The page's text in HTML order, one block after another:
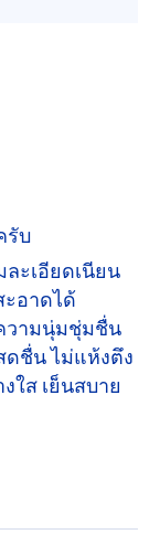
รับ
ะเอียดเนียน
อาดได้
วามนุ่มชุ่มชื่น
ดชื่น ไม่แห้งตึง
ใส เย็นสบาย